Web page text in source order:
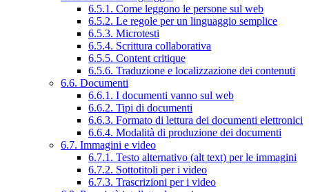
6.5.1. Come leggono le persone sul web
6.5.2. Le regole per un linguaggio semplice
6.5.3. Microtesti
6.5.4. Scrittura collaborativa
6.5.5. Content critique
6.5.6. Traduzione e localizzazione dei contenuti
6.6. Documenti
6.6.1. I documenti vanno sul web
6.6.2. Tipi di documenti
6.6.3. Formato di lettura dei documenti elettronici
6.6.4. Modalità di produzione dei documenti
6.7. Immagini e video
6.7.1. Testo alternativo (alt text) per le immagini
6.7.2. Sottotitoli per i video
6.7.3. Trascrizioni per i video